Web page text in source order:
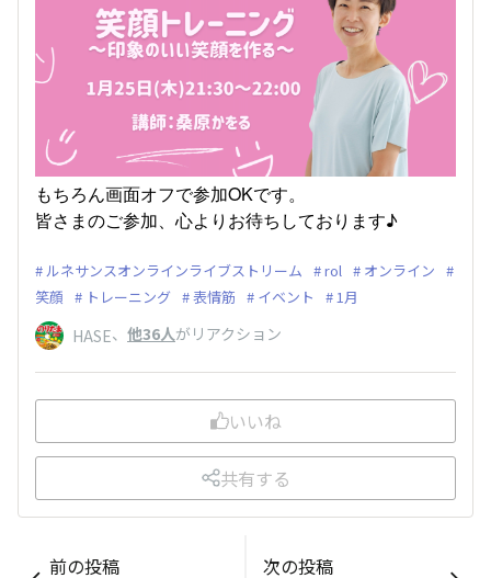
もちろん画面オフで参加OKです。
皆さまのご参加、心よりお待ちしております♪
ルネサンスオンラインライブストリーム rol
オンライン
笑顔
トレーニング 表情筋 イベント 1月
HASE、 他36人がリアクション
いいね
共有する
前の投稿
次の投稿